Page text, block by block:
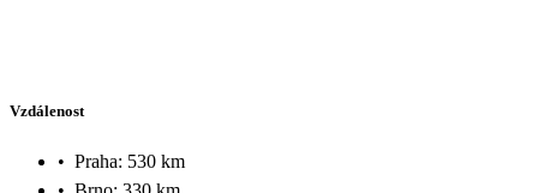
Vzdálenost
• Praha: 530 km